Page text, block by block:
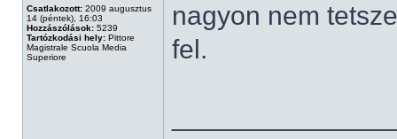
Csatlakozott: 2009 augusztus
14 (péntek), 16:03
Hozzászólások: 5239
Tartózkodási hely: Pittore
Magistrale Scuola Media
Superiore
nagyon nem
fel.